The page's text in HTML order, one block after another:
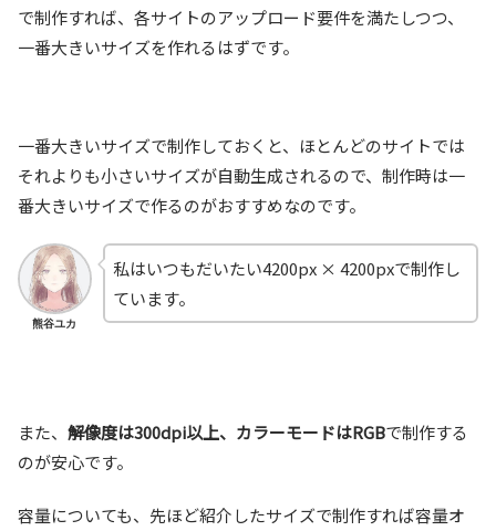
で制作すれば、各サイトのアップロード要件を満たしつつ、
一番大きいサイズを作れるはずです。
一番大きいサイズで制作しておくと、ほとんどのサイトでは
それよりも小さいサイズが自動生成されるので、制作時は一
番大きいサイズで作るのがおすすめなのです。
熊谷ユカ
私はいつもだいたい4200px × 4200pxで制作し
ています。
また、 解像度は300dpi以上、カラーモードはRGBで制作する
のが安心です。
容量についても、先ほど紹介したサイズで制作すれば容量オ